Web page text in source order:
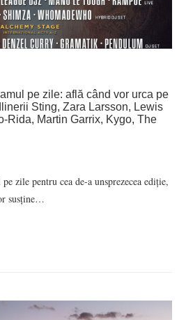
pe zile: află când vor urca pe
Sting, Zara Larsson, Lewis
Rida, Martin Garrix, Kygo, The
zile pentru cea de-a unsprezecea ediție,
susține…